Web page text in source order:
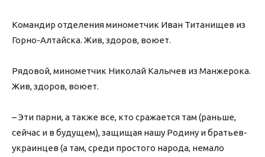
Командир отделения минометчик Иван Титанищев из
Горно-Алтайска. Жив, здоров, воюет.
Рядовой, минометчик Николай Калычев из Манжерока.
Жив, здоров, воюет.
– Эти парни, а также все, кто сражается там (раньше,
сейчас и в будущем), защищая нашу Родину и братьев-
украинцев (а там, среди простого народа, немало